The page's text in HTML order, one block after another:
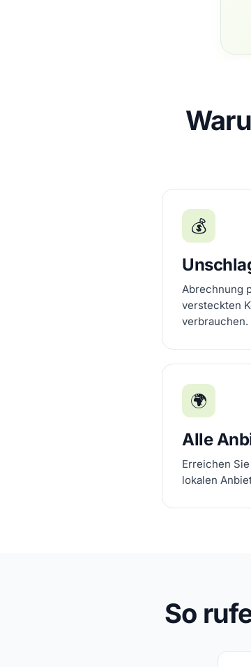
💰
Abrechnung
versteckten
verbrauchen.
🌍
Alle
Erreichen
lokalen
So